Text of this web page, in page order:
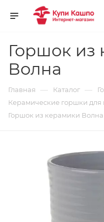
Горшок из
Волна
Главная — Каталог —
Керамические горшки для
Горшок из керамики Волна